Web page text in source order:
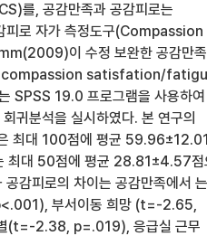
를, 공감만족과 공감피로는
피로 자가 측정도구(Compassion
이 수정 보완한 공감만
compassion satisfation/
19.0 프로그램을 사용하여
분석을 실시하였다. 본 연구의
최대 100점에 평균
최대 50점에 평균 28.81±4.57점
감피로의 차이는 공감만족에서 는
부서이동 희망 (t=-2.65,
(t=-2.38, p=.019), 응급실 근무